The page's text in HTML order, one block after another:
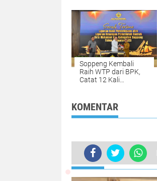
Soppeng Kembali
Raih WTP dari BPK,
Catat 12 Kali
KOMENTAR
TERKINI